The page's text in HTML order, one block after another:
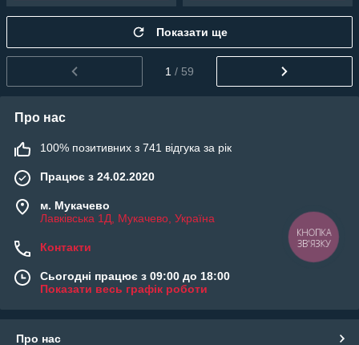
Показати ще
1 / 59
Про нас
100% позитивних з 741 відгука за рік
Працює з 24.02.2020
м. Мукачево
Лавківська 1Д, Мукачево, Україна
Контакти
Сьогодні працює з 09:00 до 18:00
Показати весь графік роботи
Про нас
КНОПКА
ЗВ'ЯЗКУ